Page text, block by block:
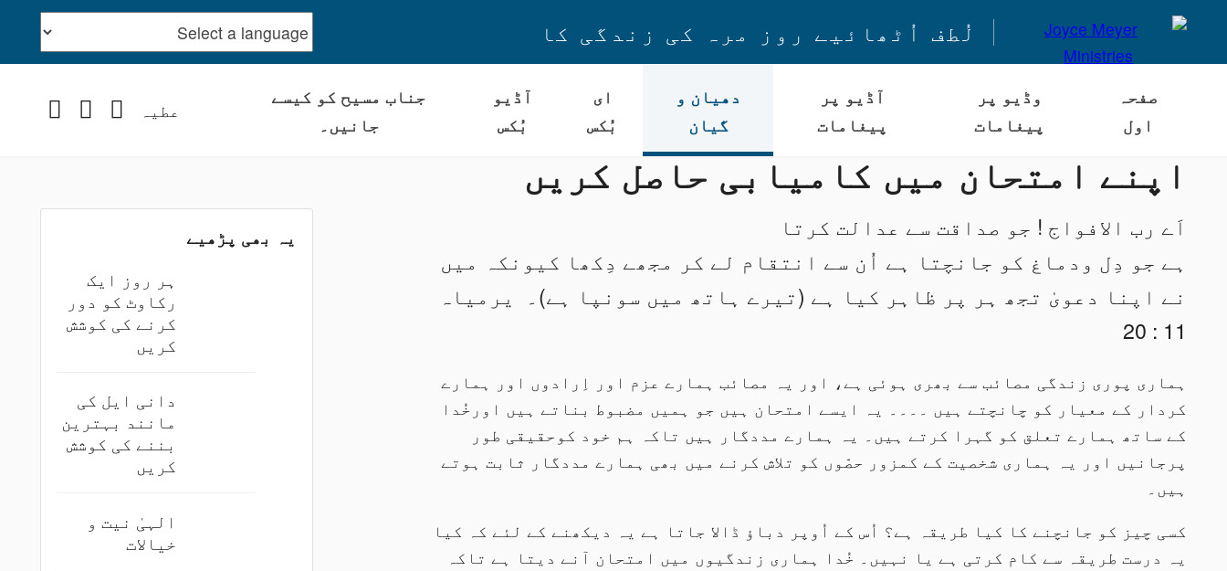
لُطف اُٹھائیے روز مرہ کی زندگی کا
صفحہ
اول
وڈیو پر
پیغامات
آڈیو پر
پیغامات
دھیان و
گیان
ای
بُکس
آڈیو
بُکس
جناب مسیح کو کیسے
جانیں۔
عطیہ Facebook
YouTube
اپنے امتحان میں کامیابی حاصل کریں
اَے رب الافواج ! جو صداقت سے عدالت کرتا
ہے جو دِل ودماغ کو جانچتا ہے اُن سے انتقام لے کر مجھے دِکھا کیونکہ میں
نے اپنا دعویٰ تجھ ہر پر ظاہر کیا ہے (تیرے ہاتھ میں سونپا ہے)۔ یرمیاہ
11 : 20
ہماری پوری زندگی مصائب سے بھری ہوئی ہے، اور یہ مصائب ہمارے عزم اور اِرادوں اور ہمارے
کردار کے معیار کو چانچتے ہیں ۔۔۔۔ یہ ایسے امتحان ہیں جو ہمیں مضبوط بناتے ہیں اورخُدا
کے ساتھ ہمارے تعلق کو گہرا کرتے ہیں۔ یہ ہمارے مددگار ہیں تاکہ ہم خود کوحقیقی طور
پرجانیں اور یہ ہماری شخصیت کے کمزور حصّوں کو تلاش کرنے میں بھی ہمارے مددگار ثابت ہوتے
ہیں۔
کسی چیز کو جانچنے کا کیا طریقہ ہے؟ اُس کے اُوپر دباؤ ڈالا جاتا ہے یہ دیکھنے کے لئے کہ کیا
یہ درست طریقہ سے کام کرتی ہے یا نہیں۔ خُدا ہماری زندگیوں میں امتحان آنے دیتا ہے تاکہ
یہ بھی پڑھیے
ہر روز ایک
رکاوٹ کو دور
کرنے کی کوشش
کریں
دانی ایل کی
مانند بہترین
بننے کی کوشش
کریں
الہیٰ نیت و
خیالات